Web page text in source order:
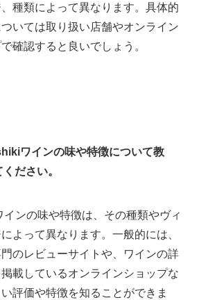
種類によって異なります。具体的
いては取り扱い店舗やオンライン
確認すると良いでしょう。
ワインの味や特徴について教
ください。
インの味や特徴は、その種類やヴィ
よって異なります。一般的には、
のレビューサイトや、ワインの詳
載しているオンラインショップな
評価や特徴を知ることができま